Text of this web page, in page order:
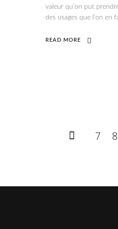
valeur qu’on put
des usages que l’on en
READ MORE
7 8